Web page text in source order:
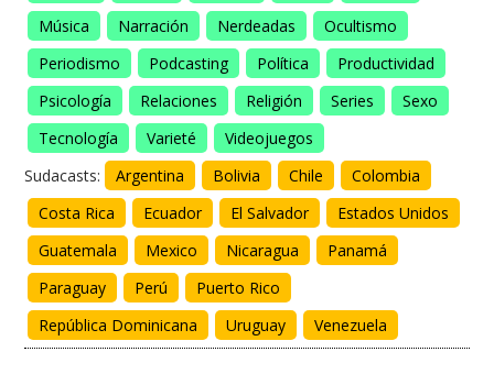
Música
Narración Nerdeadas
Ocultismo
Periodismo
Podcasting Política
Productividad
Psicología
Relaciones Religión Series
Sexo
Tecnología
Varieté
Videojuegos
Sudacasts:
Argentina Bolivia Chile
Colombia
Costa Rica
Ecuador El Salvador
Estados Unidos
Guatemala
Mexico Nicaragua
Panamá
Paraguay
Perú
Puerto Rico
República Dominicana
Uruguay Venezuela